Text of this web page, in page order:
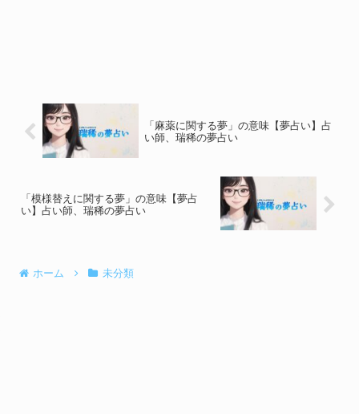
「麻薬に関する夢」の意味【夢占い】占
い師、瑞稀の夢占い
「模様替えに関する夢」の意味【夢占
い】占い師、瑞稀の夢占い
ホーム 未分類